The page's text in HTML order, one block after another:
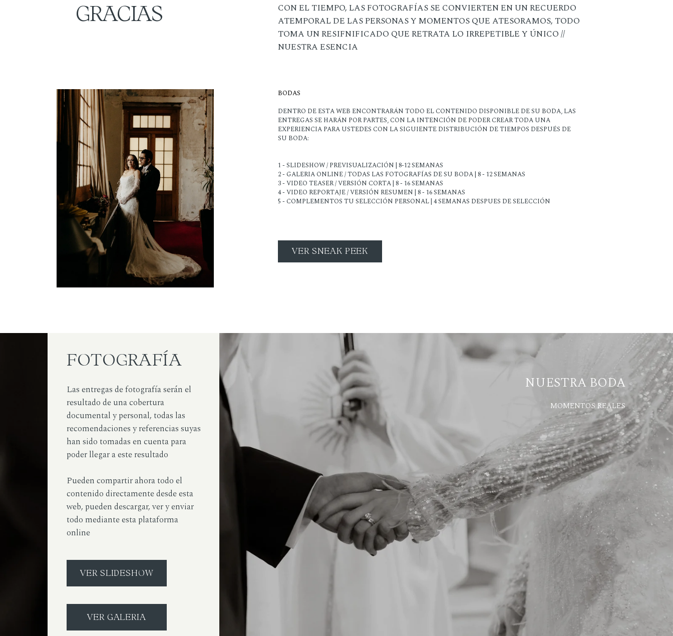
CON EL TIEMPO, LAS FOTOGRAFÍAS SE CONVIERTEN EN UN RECUERDO
ATEMPORAL DE LAS PERSONAS Y MOMENTOS QUE ATESORAMOS, TODO
TOMA UN RESIFNIFICADO QUE RETRATA LO IRREPETIBLE Y ÚNICO //
NUESTRA ESENCIA
GRACIAS
BODAS
DENTRO DE ESTA WEB ENCONTRARÁN TODO EL CONTENIDO DISPONIBLE DE SU BODA, LAS
ENTREGAS SE HARÁN POR PARTES, CON LA INTENCIÓN DE PODER CREAR TODA UNA
EXPERIENCIA PARA USTEDES CON LA SIGUIENTE DISTRIBUCIÓN DE TIEMPOS DESPUÉS DE
SU BODA:
1 - SLIDESHOW / PREVISUALIZACIÓN | 8-12 SEMANAS
2 - GALERIA ONLINE / TODAS LAS FOTOGRAFÍAS DE SU BODA | 8 - 12 SEMANAS
3 - VIDEO TEASER / VERSIÓN CORTA | 8 - 16 SEMANAS
4 - VIDEO REPORTAJE / VERSIÓN RESUMEN | 8 - 16 SEMANAS
5 - COMPLEMENTOS TU SELECCIÓN PERSONAL | 4 SEMANAS DESPUES DE SELECCIÓN
VER SNEAK PEEK
FOTOGRAFÍA
NUESTRA BODA
Las entregas de fotografía serán el
resultado de una cobertura
documental y personal, todas las
recomendaciones y referencias suyas
han sido tomadas en cuenta para
poder llegar a este resultado
Pueden compartir ahora todo el
contenido directamente desde esta
web, pueden descargar, ver y enviar
todo mediante esta plataforma
online
MOMENTOS REALES
VER SLIDESHOW
VER GALERIA